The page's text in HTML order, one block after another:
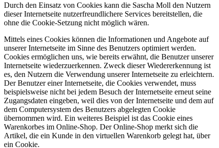
Durch den Einsatz von Cookies kann die Sascha Moll den Nutzern
dieser Internetseite nutzerfreundlichere Services bereitstellen, die
ohne die Cookie-Setzung nicht möglich wären.
Mittels eines Cookies können die Informationen und Angebote auf
unserer Internetseite im Sinne des Benutzers optimiert werden.
Cookies ermöglichen uns, wie bereits erwähnt, die Benutzer unserer
Internetseite wiederzuerkennen. Zweck dieser Wiedererkennung ist
es, den Nutzern die Verwendung unserer Internetseite zu erleichtern.
Der Benutzer einer Internetseite, die Cookies verwendet, muss
beispielsweise nicht bei jedem Besuch der Internetseite erneut seine
Zugangsdaten eingeben, weil dies von der Internetseite und dem auf
dem Computersystem des Benutzers abgelegten Cookie
übernommen wird. Ein weiteres Beispiel ist das Cookie eines
Warenkorbes im Online-Shop. Der Online-Shop merkt sich die
Artikel, die ein Kunde in den virtuellen Warenkorb gelegt hat, über
ein Cookie.